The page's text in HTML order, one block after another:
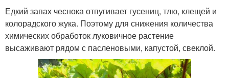
Едкий запах чеснока отпугивает гусениц, тлю, клещей и
колорадского жука. Поэтому для снижения количества
химических обработок луковичное растение
высаживают рядом с пасленовыми, капустой, свеклой.